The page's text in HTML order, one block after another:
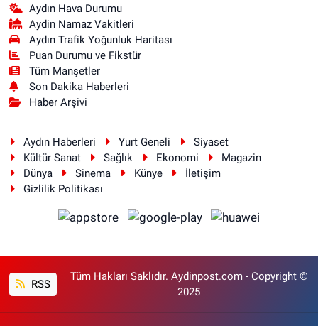
Aydın Hava Durumu
Aydin Namaz Vakitleri
Aydın Trafik Yoğunluk Haritası
Puan Durumu ve Fikstür
Tüm Manşetler
Son Dakika Haberleri
Haber Arşivi
Aydın Haberleri Yurt Geneli
Siyaset
Kültür Sanat
Sağlık Ekonomi
Magazin
Dünya
Sinema Künye
İletişim
Gizlilik Politikası
RSS
Tüm Hakları Saklıdır. Aydinpost.com - Copyright ©
2025